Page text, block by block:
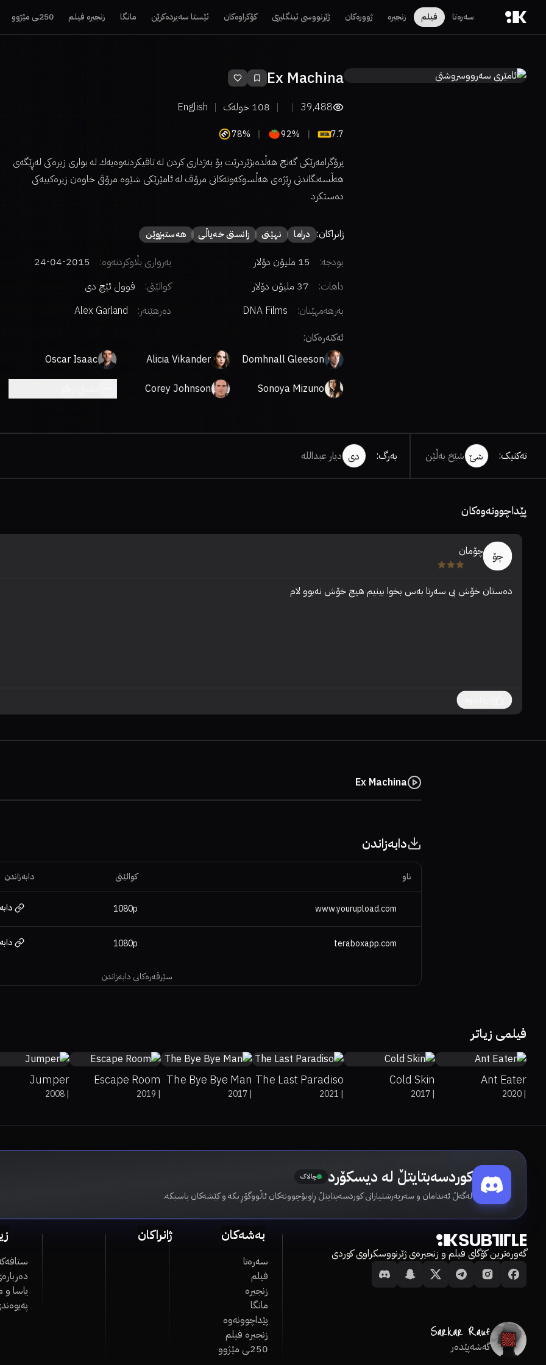
سەرەتا فیلم زنجیرە ژوورەکان ژێرنووسی ئینگلیزی کۆکراوەکان ئێستا سەیردەکرێن مانگا زنجیرە فیلم 250ـی مێژوو
Ex Machina
39,488
108 خولەک English
7.7
92%
78%
پرۆگرامەرێکی گەنج هەڵدەبژێردرێت بۆ بەژداری کردن لە تاقیکردنەوەیەك لە بواری زیرەکی لەڕێگەی
هەڵسەنگاندنی ڕێژەی هەڵسوکەوتەکانی مرۆڤ لە ئامێرێکی شێوە مرۆڤی خاوەن زیرەکییەکی
دەستکرد
ژانراکان: دراما نهێنی زانستی خەیاڵی هەستبزوێن
بودجە: 15 ملیۆن دۆلار بەرواری بڵاوکردنەوە:
2015-04-24
داهات:
37 ملیۆن دۆلار کوالێتی:
فوول ئێچ دی
بەرهەمهێنان:
DNA Films دەرهێنەر:
Alex Garland
ئەکتەرەکان:
Domhnall Gleeson
Alicia Vikander
Oscar Isaac
Sonoya Mizuno
Corey Johnson
تەکنیک: شێ شێخ بەڵێن بەرگ: دی دیار عبداللە
پێداچوونەوەکان
چۆ چۆمان
دەستان خۆش بی سەرتا بەس بخوا بینیم هیچ خۆش نەبوو لام
Ex Machina
دابەزاندن
سێرڤەرەکانی دابەزاندن
ناو کوالێتی دابەزاندن
www.yourupload.com
1080p
teraboxapp.com
1080p
فیلمی زیاتر
Ant Eater
|
2020
Cold Skin
|
2017
The Last Paradiso
|
2021
The Bye Bye Man
|
2017
Escape Room
|
2019
Jumper
|
2008
کوردسەبتایتڵ لە دیسکۆرد چالاک
لەگەڵ ئەندامان و سەرپەرشتیارانی کوردسەبتایتڵ ڕاوبۆچوونەکان ئاڵووگۆڕ بکە و کێشەکان باسبکە.
گەورەترین کۆگای فیلم و زنجیرەی ژێرنووسکراوی کوردی
گەشەپێدەر
بەشەکان
سەرەتا
فیلم
زنجیرە
مانگا
پێداچوونەوە
زنجیرە فیلم
250ـی مێژوو
ژانراکان
یاسا و